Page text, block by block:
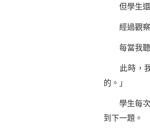
但學生還
經過觀察，
每當我聽到
此時，我
的。」
學生每次
到下一題。